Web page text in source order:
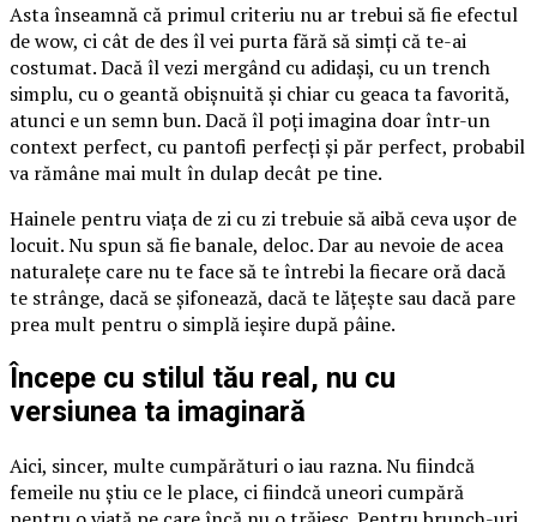
Asta înseamnă că primul criteriu nu ar trebui să fie efectul
de wow, ci cât de des îl vei purta fără să simți că te-ai
costumat. Dacă îl vezi mergând cu adidași, cu un trench
simplu, cu o geantă obișnuită și chiar cu geaca ta favorită,
atunci e un semn bun. Dacă îl poți imagina doar într-un
context perfect, cu pantofi perfecți și păr perfect, probabil
va rămâne mai mult în dulap decât pe tine.
Hainele pentru viața de zi cu zi trebuie să aibă ceva ușor de
locuit. Nu spun să fie banale, deloc. Dar au nevoie de acea
naturalețe care nu te face să te întrebi la fiecare oră dacă
te strânge, dacă se șifonează, dacă te lățește sau dacă pare
prea mult pentru o simplă ieșire după pâine.
Începe cu stilul tău real, nu cu
versiunea ta imaginară
Aici, sincer, multe cumpărături o iau razna. Nu fiindcă
femeile nu știu ce le place, ci fiindcă uneori cumpără